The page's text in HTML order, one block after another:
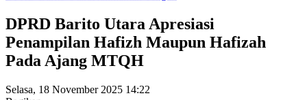
DPRD Barito Utara Apresiasi
Penampilan Hafizh Maupun Hafizah
Pada Ajang MTQH
Selasa, 18 November 2025 14:22